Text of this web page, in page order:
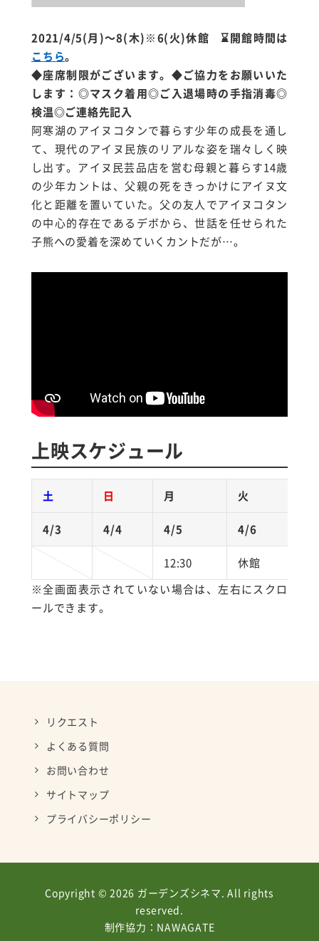
2021/4/5(月)～8(木)※6(火)休館 ⌛開館時間は
こちら。
◆座席制限がございます。◆ご協力をお願いいた
します：◎マスク着用◎ご入退場時の手指消毒◎
検温◎ご連絡先記入
阿寒湖のアイヌコタンで暮らす少年の成長を通し
て、現代のアイヌ民族のリアルな姿を瑞々しく映
し出す。アイヌ民芸品店を営む母親と暮らす14歳
の少年カントは、父親の死をきっかけにアイヌ文
化と距離を置いていた。父の友人でアイヌコタン
の中心的存在であるデボから、世話を任せられた
子熊への愛着を深めていくカントだが…。
上映スケジュール
土 日 月 火
4/3 4/4 4/5 4/6
12:30 休館
※全画面表示されていない場合は、左右にスクロ
ールできます。
リクエスト
よくある質問
お問い合わせ
サイトマップ
プライバシーポリシー
Copyright © 2026 ガーデンズシネマ. All rights
reserved.
制作協力： NAWAGATE